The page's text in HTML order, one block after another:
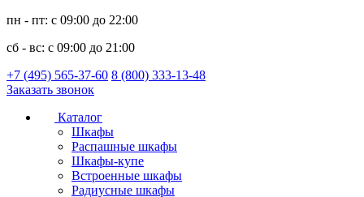
пн - пт: с 09:00 до 22:00
сб - вс: с 09:00 до 21:00
+7 (495) 565-37-60 8 (800) 333-13-48
Заказать звонок
Каталог
Шкафы
Распашные шкафы
Шкафы-купе
Встроенные шкафы
Радиусные шкафы